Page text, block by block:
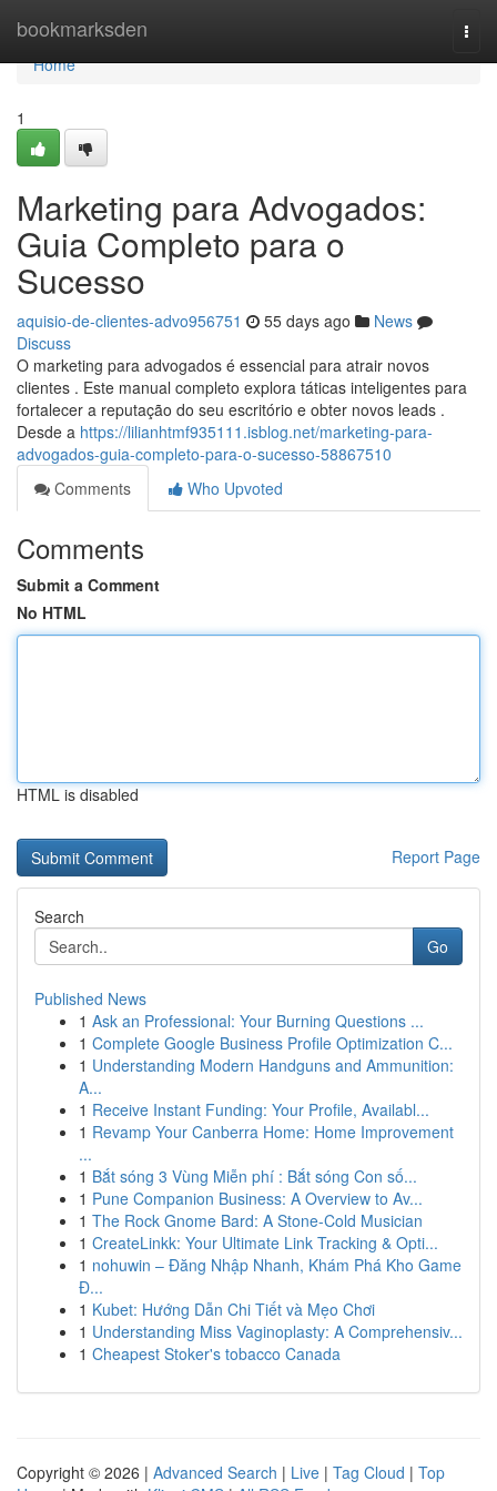
bookmarksden
Home
Home
1
Marketing para Advogados:
Guia Completo para o
Sucesso
aquisio-de-clientes-advo956751 55 days ago
News
Discuss
O marketing para advogados é essencial para atrair novos
clientes . Este manual completo explora táticas inteligentes para
fortalecer a reputação do seu escritório e obter novos leads .
Desde a https://lilianhtmf935111.isblog.net/marketing-para-
advogados-guia-completo-para-o-sucesso-58867510
Comments
Who Upvoted
Comments
Submit a Comment
No HTML
HTML is disabled
Report Page
Search
Go
Published News
1 Ask an Professional: Your Burning Questions ...
1 Complete Google Business Profile Optimization C...
1 Understanding Modern Handguns and Ammunition:
A...
1 Receive Instant Funding: Your Profile, Availabl...
1 Revamp Your Canberra Home: Home Improvement
...
1 Bắt sóng 3 Vùng Miễn phí : Bắt sóng Con số...
1 Pune Companion Business: A Overview to Av...
1 The Rock Gnome Bard: A Stone-Cold Musician
1 CreateLinkk: Your Ultimate Link Tracking & Opti...
1 nohuwin – Đăng Nhập Nhanh, Khám Phá Kho Game
Đ...
1 Kubet: Hướng Dẫn Chi Tiết và Mẹo Chơi
1 Understanding Miss Vaginoplasty: A Comprehensiv...
1 Cheapest Stoker's tobacco Canada
Copyright © 2026 | Advanced Search | Live | Tag Cloud | Top